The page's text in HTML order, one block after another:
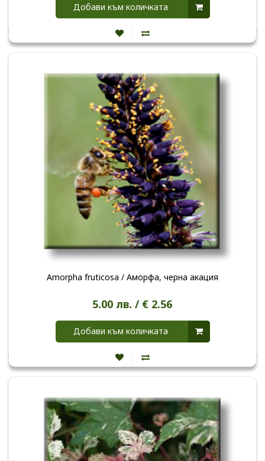
Добави към количката
Amorpha fruticosa / Аморфа, черна акация
5.00 лв. / € 2.56
Добави към количката